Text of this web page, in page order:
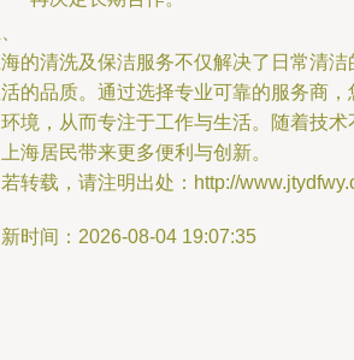
的清洗及保洁服务不仅解决了日常清
的品质。通过选择专业可靠的服务商
境，从而专注于工作与生活。随着技
海居民带来更多便利与创新。
转载，请注明出处：http://
时间：2026-08-04 19:07:35